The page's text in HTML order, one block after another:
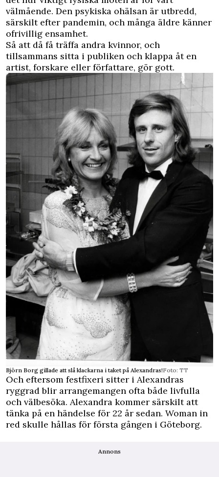
välmående. Den psykiska ohälsan är utbredd,
särskilt efter pandemin, och många äldre känner
ofrivillig ensamhet.
Så att då få träffa andra kvinnor, och
tillsammans sitta i publiken och klappa åt en
artist, forskare eller författare, gör gott.
Björn Borg gillade att slå klackarna i taket på Alexandras!Foto: TT
Och eftersom festfixeri sitter i Alexandras
ryggrad blir arrangemangen ofta både livfulla
och välbesöka. Alexandra kommer särskilt att
tänka på en händelse för 22 år sedan. Woman in
red skulle hållas för första gången i Göteborg.
Annons